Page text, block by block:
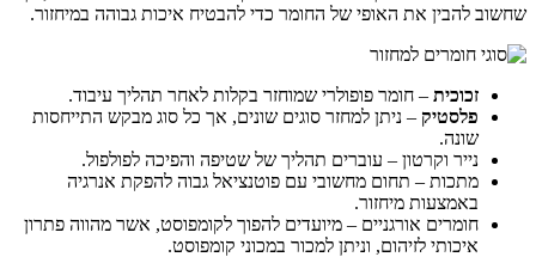
שחשוב להבין את האופי של החומר כדי להבטיח איכות גבוהה במיחזור.
זכוכית – חומר פופולרי שמוחזר בקלות לאחר תהליך עיבוד.
פלסטיק – ניתן למחזר סוגים שונים, אך כל סוג מבקש התייחסות
שונה.
נייר וקרטון – עוברים תהליך של שטיפה והפיכה לפולפול.
מתכות – תחום מחשובי עם פוטנציאל גבוה להפקת אנרגיה
באמצעות מיחזור.
חומרים אורגניים – מיועדים להפוך לקומפוסט, אשר מהווה פתרון
איכותי לזיהום, וניתן למכור במכוני קומפוסט.